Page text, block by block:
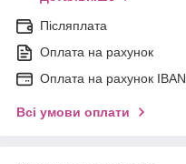
Післяплата
Оплата на рахунок
Оплата на рахунок IBAN
Всі умови оплати